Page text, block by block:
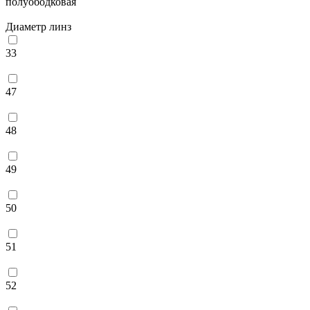
Диаметр линз
33
47
48
49
50
51
52